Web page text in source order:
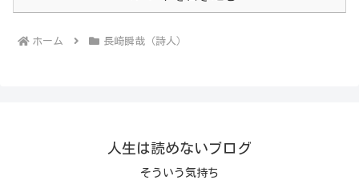
ホーム 長崎瞬哉（詩人）
人生は読めないブログ
そういう気持ち